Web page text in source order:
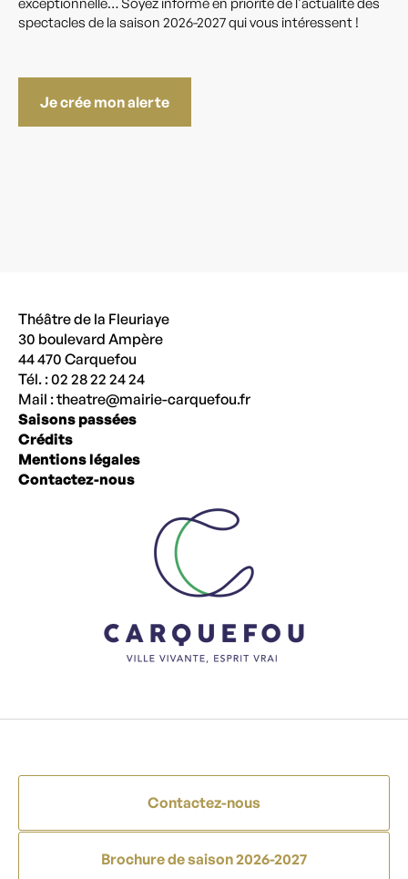
spectacles de la saison 2026-2027 qui vous intéressent !
Je crée mon alerte
Théâtre de la Fleuriaye
30 boulevard Ampère
44 470 Carquefou
Tél. : 02 28 22 24 24
Mail :theatre@mairie-carquefou.fr
Saisons passées
Crédits
Mentions légales
Contactez-nous
Contactez-nous
Brochure de saison 2026-2027